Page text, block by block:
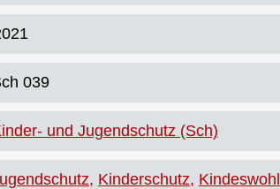
039
und Jugendschutz (Sch)
Kinderschutz Kindeswohl